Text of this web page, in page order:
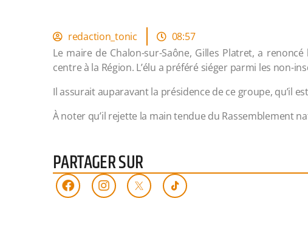
redaction_tonic
08:57
Le maire de Chalon-sur-Saône, Gilles Platret, a
centre à la Région. L’élu a préféré siéger parmi les non-
Il assurait auparavant la présidence de ce groupe, qu’il
À noter qu’il rejette la main tendue du Rassemblement
PARTAGER SUR